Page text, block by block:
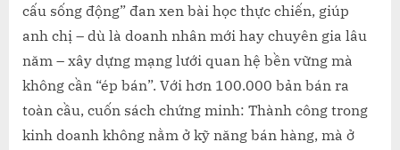
cấu sống động” đan xen bài học thực chiến, giúp
anh chị – dù là doanh nhân mới hay chuyên gia lâu
năm – xây dựng mạng lưới quan hệ bền vững mà
không cần “ép bán”. Với hơn 100.000 bản bán ra
toàn cầu, cuốn sách chứng minh: Thành công trong
kinh doanh không nằm ở kỹ năng bán hàng, mà ở